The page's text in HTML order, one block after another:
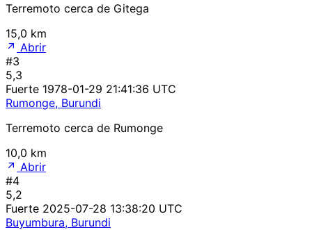
Terremoto cerca de Gitega
15,0 km
Abrir
#3
5,3
Fuerte 1978-01-29 21:41:36 UTC
Rumonge, Burundi
Terremoto cerca de Rumonge
10,0 km
Abrir
#4
5,2
Fuerte 2025-07-28 13:38:20 UTC
Buyumbura, Burundi